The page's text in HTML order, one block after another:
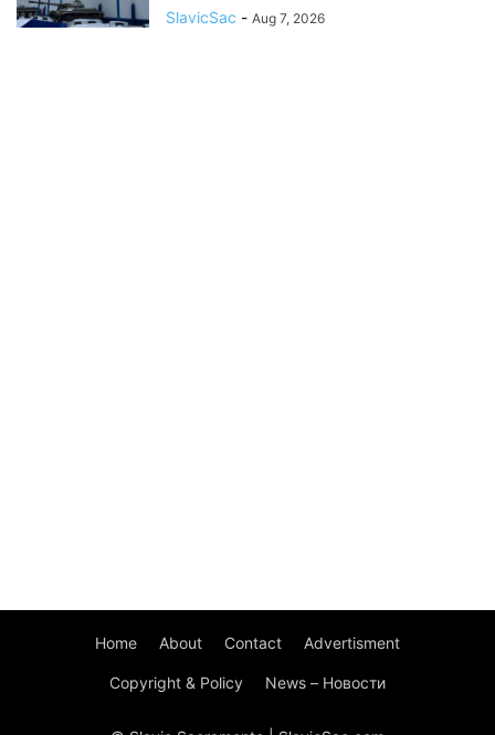
SlavicSac - Aug 7, 2026
Home About Contact Advertisment
Copyright & Policy News – Новости